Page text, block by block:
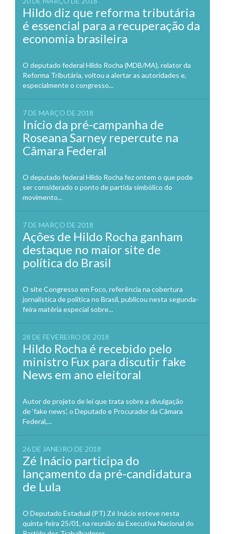
Hildo diz que reforma tributária
é essencial para a recuperação da
economia brasileira
O deputado federal Hildo Rocha (MDB/MA), relator da
Reforma Tributária, voltou a alertar as autoridades e,
especialmente o congresso...
7 DE MARÇO DE 2018
Início da pré-campanha de
Roseana Sarney repercute na
Câmara Federal
O deputado federal Hildo Rocha fez ontem o que pode
ser considerado o ponto de partida simbólico do
movimento...
7 DE MARÇO DE 2018
Ações de Hildo Rocha ganham
destaque no maior site de
política do Brasil
O site Congresso em Foco, referência na cobertura
jornalística de política no Brasil, publicou nesta segunda-
feira matéria especial sobre...
28 DE FEVEREIRO DE 2018
Hildo Rocha é recebido pelo
ministro Fux para discutir fake
News em ano eleitoral
Autor de projeto de lei que trata sobre a divulgação
de ‘fake news’, o Deputado e Procurador da Câmara
Federal,...
26 DE JANEIRO DE 2018
Zé Inácio participa do
lançamento da pré-candidatura
de Lula
O Deputado Estadual (PT) Zé Inácio esteve nesta
quinta-feira 25/01, na reunião da Executiva Nacional do